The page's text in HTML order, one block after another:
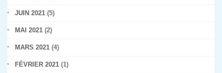
JUIN 2021 (5)
MAI 2021 (2)
MARS 2021 (4)
FÉVRIER 2021 (1)